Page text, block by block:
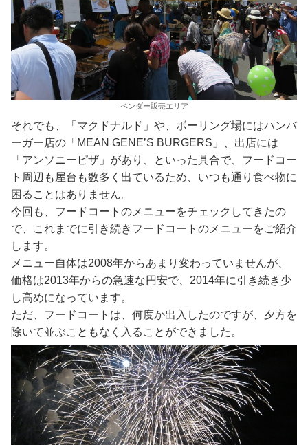
ベンダー販売エリア
それでも、「マクドナルド」や、ボーリング場にはハンバ
ーガー店の「MEAN GENE’S BURGERS」、出店には
「アンソニーピザ」があり、といった具合で、フードコー
ト周辺も屋台も数多く出ているため、いつも通り食べ物に
困ることはありません。
今回も、フードコートのメニューをチェックしてきたの
で、これまでに引き続きフードコートのメニューをご紹介
します。
メニュー自体は2008年からあまり変わっていませんが、
価格は2013年からの急速な円安で、2014年に引き続き少
し高めになっています。
ただ、フードコートは、何度か出入したのですが、夕方を
除いて並ぶこともなく入ることができました。